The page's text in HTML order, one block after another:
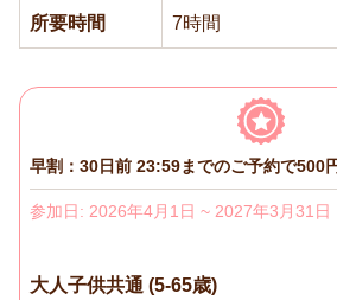
所要時間 7時間
早割：30日前 23:59までのご予約で500
参加日: 2026年4月1日 ~ 2027年3月31日
大人子供共通 (5-65歳)